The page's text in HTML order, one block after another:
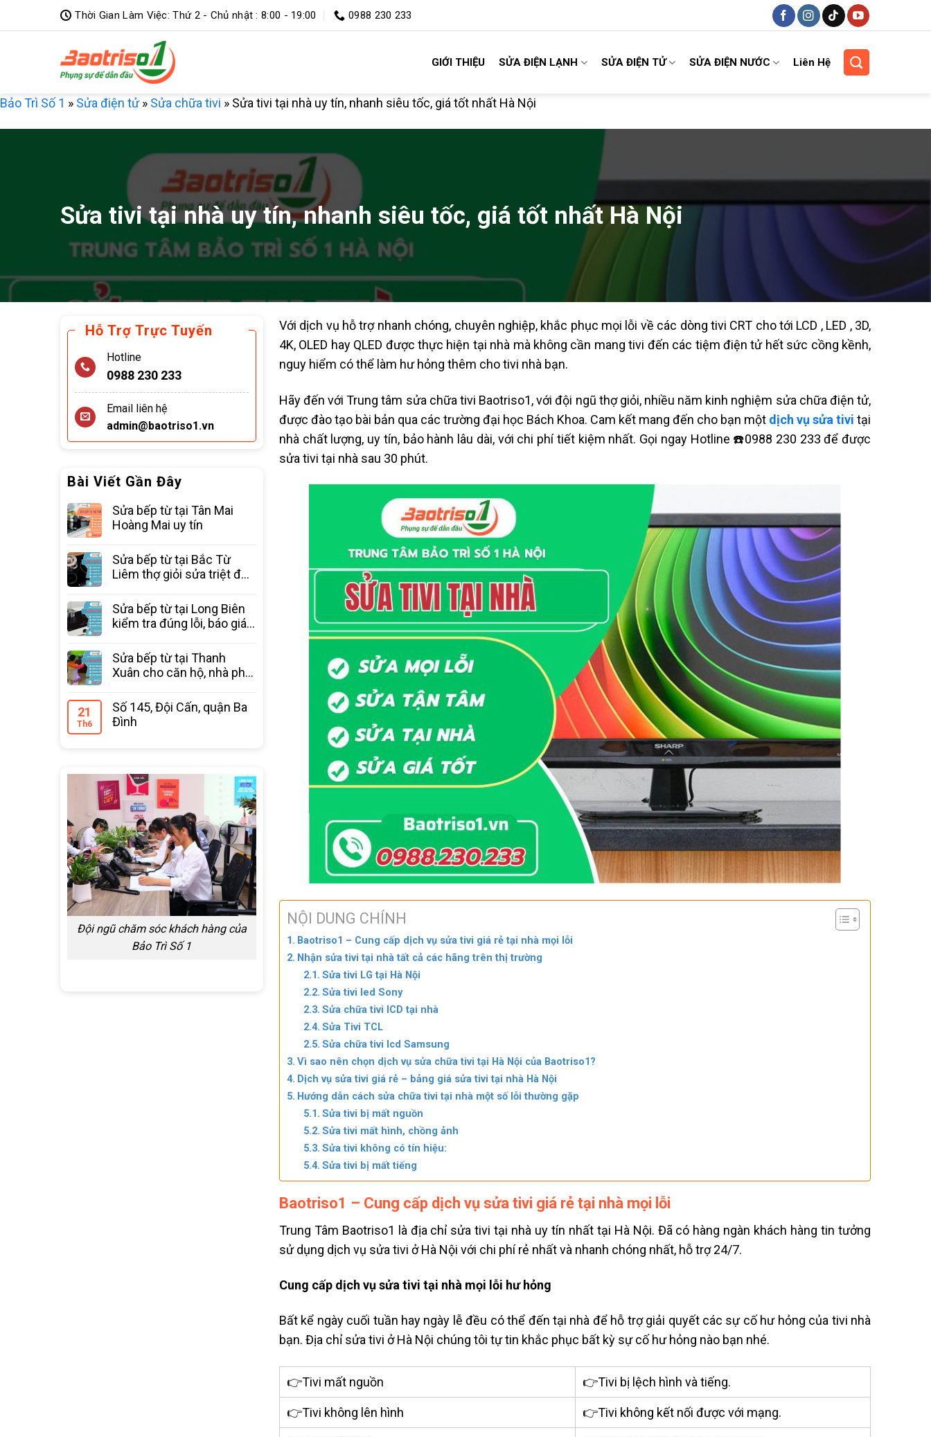
qua
Thời Gian Làm Việc: Thứ 2 - Chủ nhật : 8:00 - 19:00 0988 230 233
GIỚI THIỆU SỬA ĐIỆN LẠNH SỬA ĐIỆN TỬ SỬA ĐIỆN NƯỚC Liên Hệ
Bảo Trì Số 1 » Sửa điện tử» Sửa chữa tivi » Sửa tivi tại nhà uy tín, nhanh siêu tốc, giá tốt nhất Hà Nội
Sửa tivi tại nhà uy tín, nhanh siêu tốc, giá tốt nhất Hà Nội
Hỗ Trợ Trực Tuyến
Hotline
0988 230 233
Email liên hệ
admin@baotriso1.vn
Bài Viết Gần Đây
Sửa bếp từ tại Tân Mai
Hoàng Mai uy tín
Sửa bếp từ tại Bắc Từ
Liêm thợ giỏi sửa triệt để
Sửa bếp từ tại Long Biên
kiểm tra đúng lỗi, báo giá
Sửa bếp từ tại Thanh
Xuân cho căn hộ, nhà phố
21
Th6
Số 145, Đội Cấn, quận Ba
Đình
Đội ngũ chăm sóc khách hàng của
Bảo Trì Số 1
Với dịch vụ hỗ trợ nhanh chóng, chuyên nghiệp, khắc phục mọi lỗi về các dòng tivi CRT cho tới LCD , LED , 3D,
4K, OLED hay QLED được thực hiện tại nhà mà không cần mang tivi đến các tiệm điện tử hết sức cồng kềnh,
nguy hiểm có thể làm hư hỏng thêm cho tivi nhà bạn.
Hãy đến với Trung tâm sửa chữa tivi Baotriso1, với đội ngũ thợ giỏi, nhiều năm kinh nghiệm sửa chữa điện tử,
được đào tạo bài bản qua các trường đại học Bách Khoa. Cam kết mang đến cho bạn một dịch vụ sửa tivi tại
nhà chất lượng, uy tín, bảo hành lâu dài, với chi phí tiết kiệm nhất. Gọi ngay Hotline ☎️0988 230 233 để được
sửa tivi tại nhà sau 30 phút.
NỘI DUNG CHÍNH
Baotriso1 – Cung cấp dịch vụ sửa tivi giá rẻ tại nhà mọi lỗi
Nhận sửa tivi tại nhà tất cả các hãng trên thị trường
Sửa tivi LG tại Hà Nội
Sửa tivi led Sony
Sửa chữa tivi lCD tại nhà
Sửa Tivi TCL
Sửa chữa tivi lcd Samsung
Vì sao nên chọn dịch vụ sửa chữa tivi tại Hà Nội của Baotriso1?
Dịch vụ sửa tivi giá rẻ – bảng giá sửa tivi tại nhà Hà Nội
Hướng dẫn cách sửa chữa tivi tại nhà một số lỗi thường gặp
Sửa tivi bị mất nguồn
Sửa tivi mất hình, chồng ảnh
Sửa tivi không có tín hiệu:
Sửa tivi bị mất tiếng
Baotriso1 – Cung cấp dịch vụ sửa tivi giá rẻ tại nhà mọi lỗi
Trung Tâm Baotriso1 là địa chỉ sửa tivi tại nhà uy tín nhất tại Hà Nội. Đã có hàng ngàn khách hàng tin tưởng
sử dụng dịch vụ sửa tivi ở Hà Nội với chi phí rẻ nhất và nhanh chóng nhất, hỗ trợ 24/7.
Cung cấp dịch vụ sửa tivi tại nhà mọi lỗi hư hỏng
Bất kể ngày cuối tuần hay ngày lễ đều có thể đến tại nhà để hỗ trợ giải quyết các sự cố hư hỏng của tivi nhà
bạn. Địa chỉ sửa tivi ở Hà Nội chúng tôi tự tin khắc phục bất kỳ sự cố hư hỏng nào bạn nhé.
👉Tivi mất nguồn 👉Tivi bị lệch hình và tiếng.
👉Tivi không lên hình 👉Tivi không kết nối được với mạng.